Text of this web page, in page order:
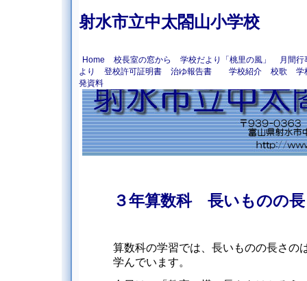
射水市立中太閤山小学校
Home 校長室の窓から 学校だより「桃里の風」
月間行
より
登校許可証明書 治ゆ報告書 学校紹介 校歌
学
発資料
３年算数科 長いものの
算数科の学習では、長いものの長さの
学んでいます。